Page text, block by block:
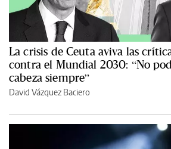
La crisis de Ceuta aviva las
contra el Mundial 2030: “No
cabeza siempre”
David Vázquez Baciero